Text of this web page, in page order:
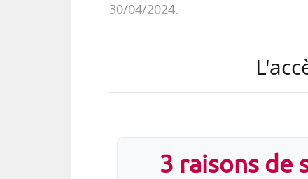
30/04/2024.
• Donner à chacun les moyens
• Aider les employeurs à
3 raisons de